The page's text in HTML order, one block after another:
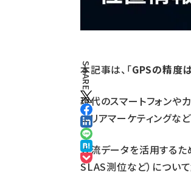
本記事は、「GPSの精度
現代のスマートフォンや
エリアマーケティングな
人流データを活用するた
SLAS測位など）につい
SHARE